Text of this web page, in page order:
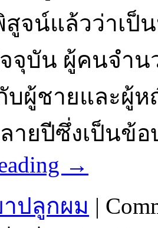
สูจน์แล้วว่าเ
จุบัน ผู้คนจำน
บผู้ชายและผู้ห
ลายปีซึ่งเป็น
→
าปลูกผม |